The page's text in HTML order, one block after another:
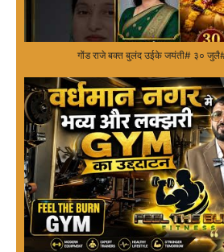
गोंड राजे बक्त बुलंद उईके जयंती# ३०